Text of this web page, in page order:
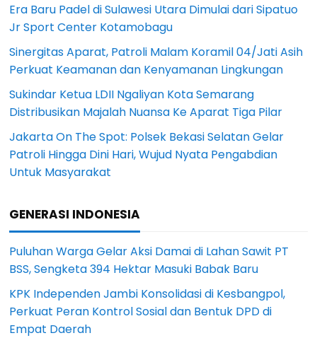
Era Baru Padel di Sulawesi Utara Dimulai dari Sipatuo
Jr Sport Center Kotamobagu
Sinergitas Aparat, Patroli Malam Koramil 04/Jati Asih
Perkuat Keamanan dan Kenyamanan Lingkungan
Sukindar Ketua LDII Ngaliyan Kota Semarang
Distribusikan Majalah Nuansa Ke Aparat Tiga Pilar
Jakarta On The Spot: Polsek Bekasi Selatan Gelar
Patroli Hingga Dini Hari, Wujud Nyata Pengabdian
Untuk Masyarakat
GENERASI INDONESIA
Puluhan Warga Gelar Aksi Damai di Lahan Sawit PT
BSS, Sengketa 394 Hektar Masuki Babak Baru
KPK Independen Jambi Konsolidasi di Kesbangpol,
Perkuat Peran Kontrol Sosial dan Bentuk DPD di
Empat Daerah